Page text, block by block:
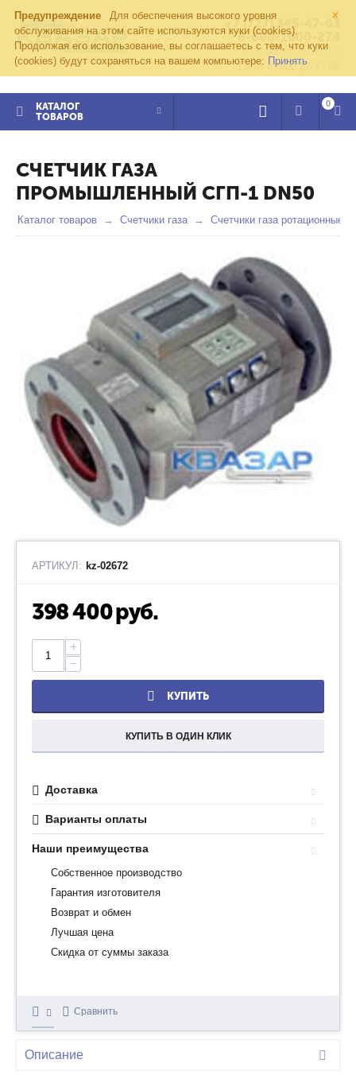
×
Предупреждение
Для обеспечения высокого уровня
обслуживания на этом сайте используются куки (cookies).
Продолжая его использование, вы соглашаетесь с тем, что куки
(cookies) будут сохраняться на вашем компьютере: Принять
+7 (727) 345-47-03
8-800-1000-274
kvazar91@yandex.ru
Пн-пт с 8:00 до 17:00
КАТАЛОГ
ТОВАРОВ
0
СЧЕТЧИК ГАЗА
ПРОМЫШЛЕННЫЙ СГП-1 DN50
Каталог товаров Счетчики газа Счетчики газа ротационные
АРТИКУЛ: kz-02672
398 400руб.
+
−
КУПИТЬ
КУПИТЬ В ОДИН КЛИК
Доставка
Варианты оплаты
Наши преимущества
Собственное производство
Гарантия изготовителя
Возврат и обмен
Лучшая цена
Скидка от суммы заказа
Сравнить
Описание